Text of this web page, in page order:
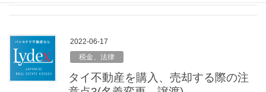
2022-06-17
税金、法律
タイ不動産を購入、売却する際の注